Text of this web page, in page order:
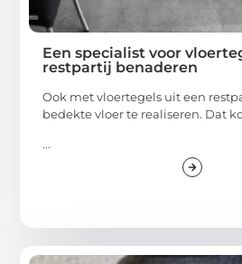
Een specialist voor
restpartij benaderen
Ook met vloertegels uit een
bedekte vloer te realiseren. Dat
...